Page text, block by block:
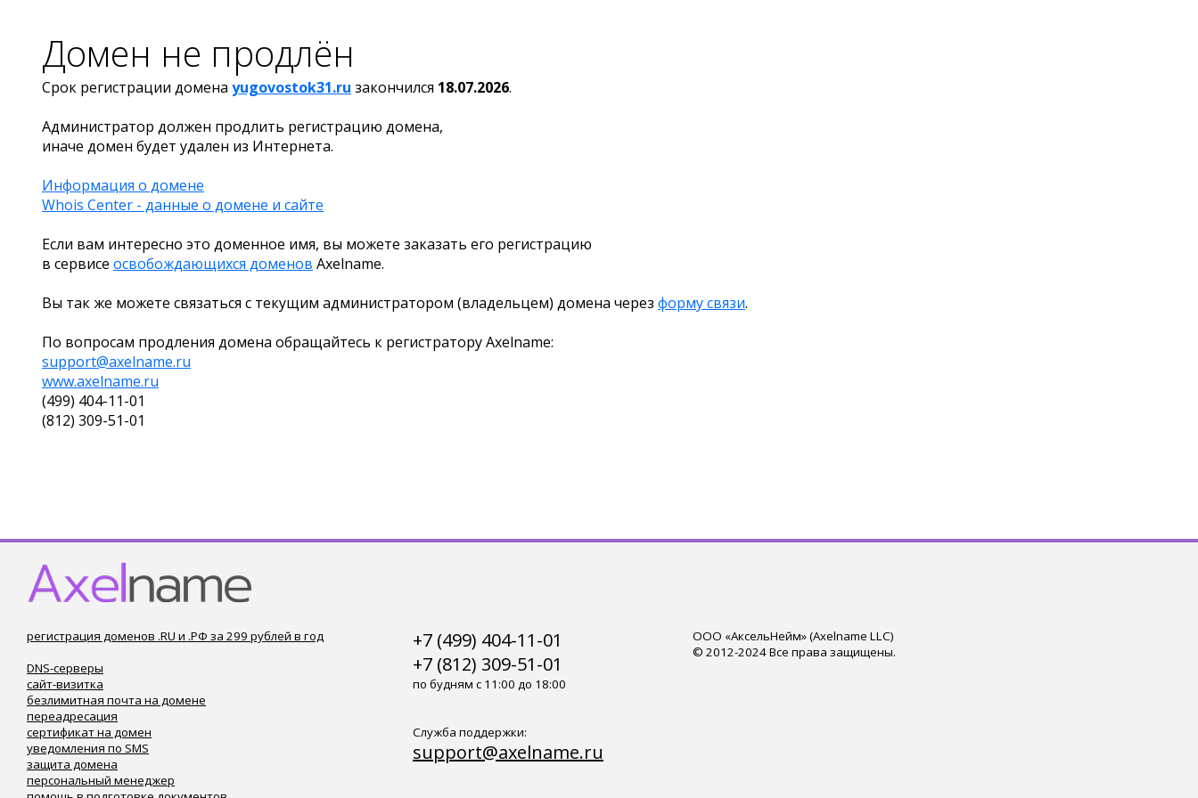
Домен не продлён
Срок регистрации домена yugovostok31.ru закончился 18.07.2026.
Администратор должен продлить регистрацию домена,
иначе домен будет удален из Интернета.
Информация о домене
Whois Center - данные о домене и сайте
Если вам интересно это доменное имя, вы можете заказать его регистрацию
в сервисе освобождающихся доменов Axelname.
Вы так же можете связаться с текущим администратором (владельцем) домена через форму связи.
По вопросам продления домена обращайтесь к регистратору Axelname:
support@axelname.ru
www.axelname.ru
(499) 404-11-01
(812) 309-51-01
регистрация доменов .RU и .РФ за 299 рублей в год
DNS-серверы
сайт-визитка
безлимитная почта на домене
переадресация
сертификат на домен
уведомления по SMS
защита домена
персональный менеджер
+7 (499) 404-11-01
+7 (812) 309-51-01
по будням с 11:00 до 18:00
Служба поддержки:
support@axelname.ru
ООО «АксельНейм» (Axelname LLC)
© 2012-2024 Все права защищены.